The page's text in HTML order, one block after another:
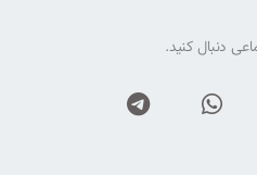
دنبال کنید.